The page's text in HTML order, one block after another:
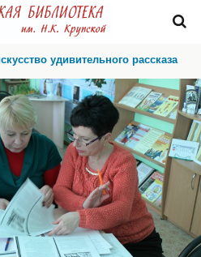
удивительного рассказа